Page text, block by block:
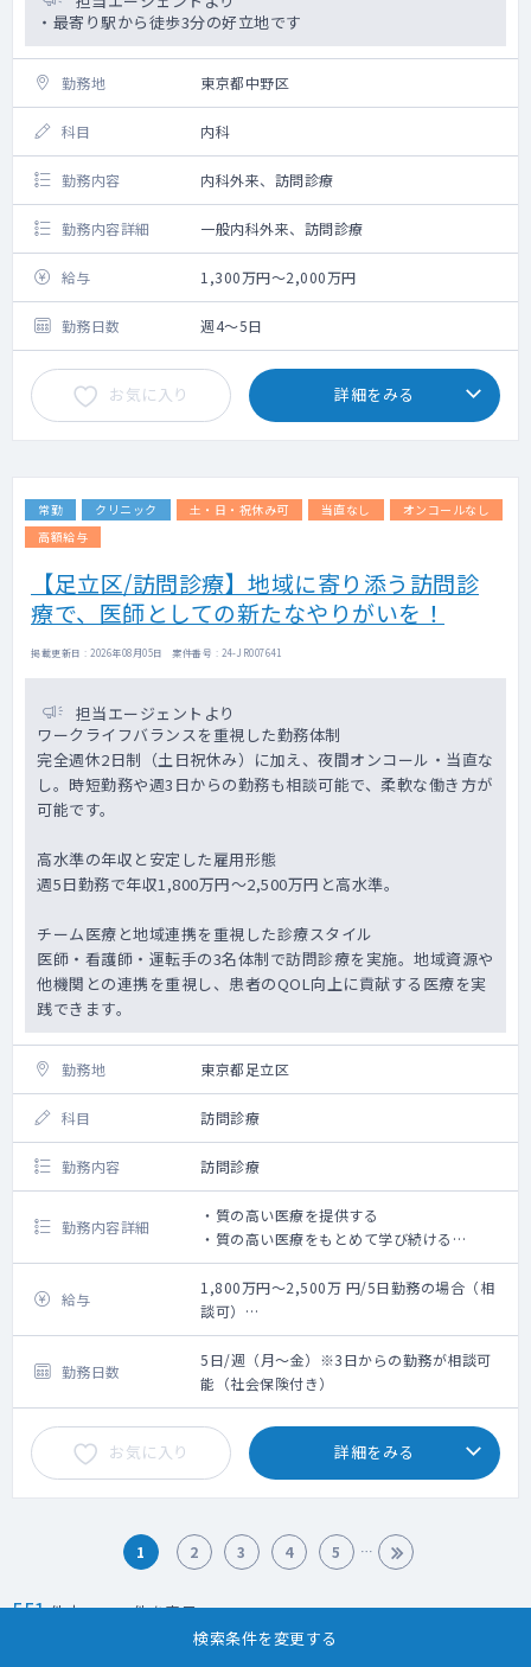
・最寄り駅から徒歩3分の好立地です
勤務地 東京都中野区
科目 内科
勤務内容 内科外来、訪問診療
勤務内容詳細 一般内科外来、訪問診療
給与 1,300万円～2,000万円
勤務日数 週4～5日
お気に入り 詳細をみる
常勤 クリニック 土・日・祝休み可 当直なし
オンコールなし
高額給与
【足立区/訪問診療】地域に寄り添う訪問診
療で、医師としての新たなやりがいを！
掲載更新日 : 2026年08月05日 案件番号 : 24-JR007641
担当エージェントより
ワークライフバランスを重視した勤務体制
完全週休2日制（土日祝休み）に加え、夜間オンコール・当直な
し。時短勤務や週3日からの勤務も相談可能で、柔軟な働き方が
可能です。
高水準の年収と安定した雇用形態
週5日勤務で年収1,800万円～2,500万円と高水準。
チーム医療と地域連携を重視した診療スタイル
医師・看護師・運転手の3名体制で訪問診療を実施。地域資源や
他機関との連携を重視し、患者のQOL向上に貢献する医療を実
践できます。
勤務地 東京都足立区
科目 訪問診療
勤務内容 訪問診療
勤務内容詳細
・質の高い医療を提供する
・質の高い医療をもとめて学び続ける
・地域にはいっていく、地域とのチーム作り
・関連事業所への思いやりをもった行動
・患者のQOL、QODや生活にも目を向けた医
療の介入
・学会などで発信する
◆職務内容：訪問診療
◆訪問先：個人宅メイン
◆訪問件数：個人宅 6～10件前後/日
◆診療時間目安 ：1件あたり平均15～30
分、居宅間移動：15分ほど
◆日中オンコール：基本的には主治医制
給与
1,800万円～2,500万 円/5日勤務の場合（相
談可）
※ご経験等によりご相談の上決定いたします
勤務日数
5日/週（月～金）※3日からの勤務が相談可
能（社会保険付き）
お気に入り 詳細をみる
1 2 3 4 5
551件中 1～ 20件を表示
検索条件を変更する